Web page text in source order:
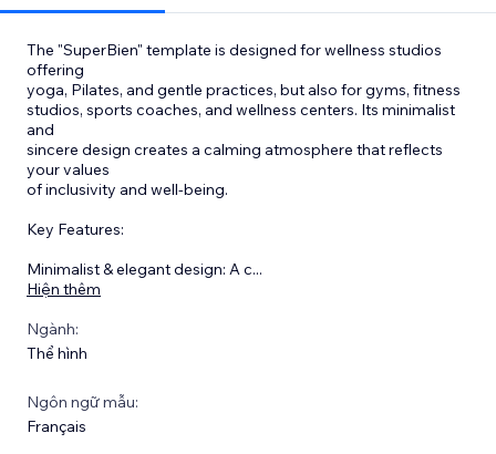
The "SuperBien" template is designed for wellness studios
offering
yoga, Pilates, and gentle practices, but also for gyms, fitness
studios, sports coaches, and wellness centers. Its minimalist
and
sincere design creates a calming atmosphere that reflects
your values
of inclusivity and well-being.
Key Features:
Minimalist & elegant design: A c...
Hiện thêm
Ngành:
Thể hình
Ngôn ngữ mẫu:
Français